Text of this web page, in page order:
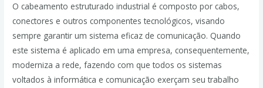
O cabeamento estruturado industrial é composto por cabos,
conectores e outros componentes tecnológicos, visando
sempre garantir um sistema eficaz de comunicação. Quando
este sistema é aplicado em uma empresa, consequentemente,
moderniza a rede, fazendo com que todos os sistemas
voltados à informática e comunicação exerçam seu trabalho